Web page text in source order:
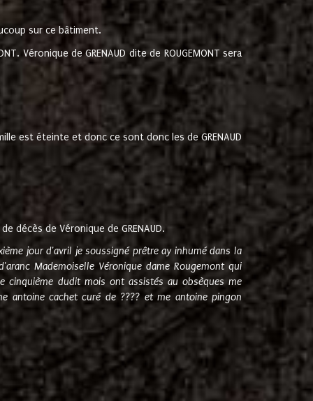
sur ce bâtiment.
Véronique de GRENAUD dite de ROUGEMONT sera
est éteinte et donc ce sont donc les de GRENAUD
décès de Véronique de GRENAUD.
jour d'avril je soussigné prêtre ay inhumé dans la
Mademoiselle Véronique dame Rougemont qui
cinquième dudit mois ont assistés au obsèques me
antoine cachet curé de ???? et me antoine pingon